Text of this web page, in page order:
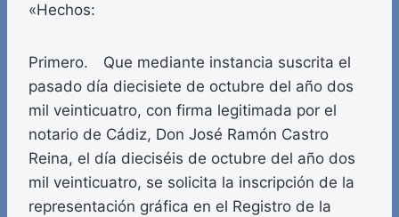
«Hechos:
Primero. Que mediante instancia suscrita el
pasado día diecisiete de octubre del año dos
mil veinticuatro, con firma legitimada por el
notario de Cádiz, Don José Ramón Castro
Reina, el día dieciséis de octubre del año dos
mil veinticuatro, se solicita la inscripción de la
representación gráfica en el Registro de la